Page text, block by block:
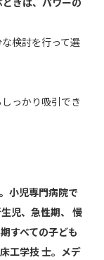
検討を行って選
っかり吸引でき
小児専門病院で
児、急性期、 慢
すべての子ども
工学技 士。メデ